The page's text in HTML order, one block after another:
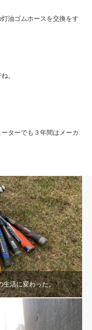
油ゴムホースを交換をす
。
ターでも３年間はメーカ
生活に変わった。